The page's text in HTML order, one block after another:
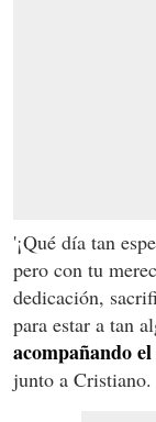
'¡Qué día tan
pero con tu
dedicación,
para estar a tan
acompañando
junto a Cristiano.